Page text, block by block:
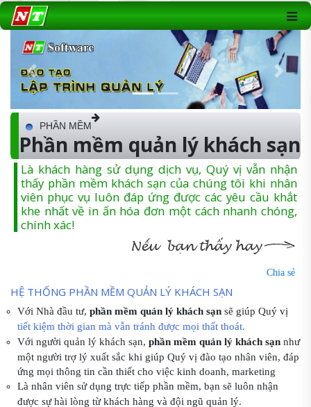
Previous Next
PHẦN MỀM
Phần mềm quản lý khách sạn
Là khách hàng sử dụng dịch vụ, Quý vị vẫn nhận
thấy phần mềm khách sạn của chúng tôi khi nhân
viên phục vụ luôn đáp ứng được các yêu cầu khắt
khe nhất về in ấn hóa đơn một cách nhanh chóng,
chính xác!
Chia sẻ
HỆ THỐNG PHẦN MỀM QUẢN LÝ KHÁCH SẠN
Với Nhà đầu tư, phần mềm quản lý khách sạn sẽ giúp Quý vị
tiết kiệm thời gian mà vẫn tránh được mọi thất thoát.
Với người quản lý khách sạn, phần mềm quản lý khách sạn như
một người trợ lý xuất sắc khi giúp Quý vị đào tạo nhân viên, đáp
ứng mọi thông tin cần thiết cho việc kinh doanh, marketing
Là nhân viên sử dụng trực tiếp phần mềm, bạn sẽ luôn nhận
được sự hài lòng từ khách hàng và đội ngũ quản lý.